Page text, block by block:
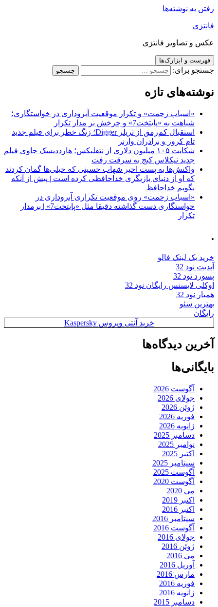
رفتن به نوشته‌ها
فانتزی
عکس و تصاویر فانتزی
فهرست و ابزارک‌ها
جستجو برای:
نوشته‌های تازه
«اسباب زحمت» و تکرار موقعیت آبروداری در خواستگاری؛
شباهت به «پایتخت7» و چرخش بر مدار تکرار
استقبال کم‌رمق از تریلر Digger؛ زنگ خطر برای فیلم جدید
تام کروز و برادران وارنر
شکایت ۱۰۵ میلیون دلاری از نتفلیکس؛ هارددیسک حاوی فیلم
جدید نیکلاس کیج به سرقت رفت
واکنش‌ها به پست اخیر شهاب حسینی که خیلی‌ها گمان کردند
که او از دنیای بازیگری خداحافظی کرده است | پیش از آنکه
بگویم خداحافظ
«اسباب زحمت» روی موقعیت تکراری آبروداری در
خواستگاری دست گذاشته دقیقا مثل «پایتخت7» | برمدار
تکرار
.
خرید بک لینک فالو
آپدیت نود 32
پسورد نود 32
اوکلی لایسنس رایگان نود 32
همیار نود 32
بهترین سئو
رایگان
خرید آنتی ویروس Kaspersky
آخرین دیدگاه‌ها
بایگانی‌ها
آگوست 2026
جولای 2026
ژوئن 2026
فوریه 2026
ژانویه 2026
دسامبر 2025
نوامبر 2025
اکتبر 2025
سپتامبر 2025
آگوست 2025
آگوست 2020
می 2020
اکتبر 2019
اکتبر 2016
سپتامبر 2016
آگوست 2016
جولای 2016
ژوئن 2016
می 2016
آوریل 2016
مارس 2016
فوریه 2016
ژانویه 2016
دسامبر 2015